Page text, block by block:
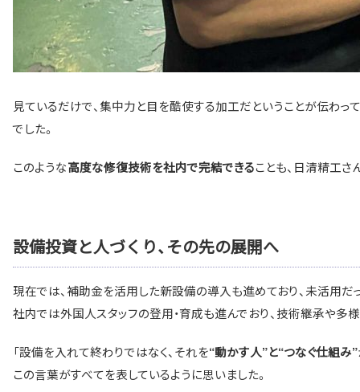
見ているだけで、集中力と目を酷使する加工だということが伝わっ
でした。
このような高度な修復技術を社内で完結できることも、日清精工さ
設備投資と人づくり、その先の展開へ
現在では、補助金を活用した新設備の導入も進めており、未活用
社内では外国人スタッフの登用・育成も進んでおり、技術継承や多
「設備を入れて終わりではなく、それを“動かす人”と“つなぐ仕組み”
この言葉がすべてを表しているように思いました。